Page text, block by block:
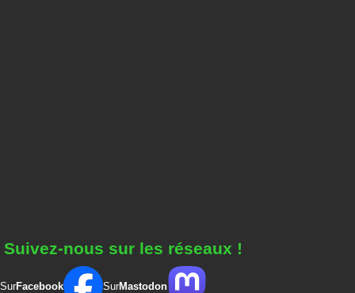
Suivez-nous sur les réseaux !
SurFacebook SurMastodon